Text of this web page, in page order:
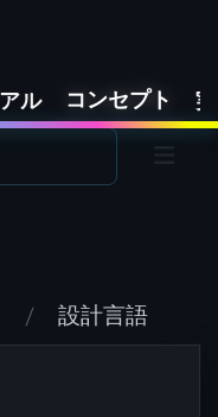
ル コンセプト
設計言語